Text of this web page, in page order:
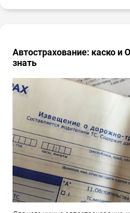
Автострахование: каско
знать